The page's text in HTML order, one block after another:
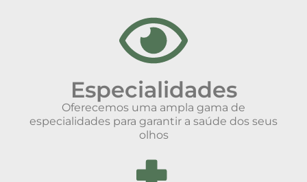
Especialidades
Oferecemos uma ampla gama de
especialidades para garantir a saúde dos seus
olhos